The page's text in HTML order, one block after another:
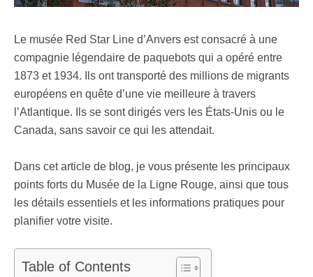
Le musée Red Star Line d’Anvers est consacré à une
compagnie légendaire de paquebots qui a opéré entre
1873 et 1934. Ils ont transporté des millions de migrants
européens en quête d’une vie meilleure à travers
l’Atlantique. Ils se sont dirigés vers les États-Unis ou le
Canada, sans savoir ce qui les attendait.
Dans cet article de blog, je vous présente les principaux
points forts du Musée de la Ligne Rouge, ainsi que tous
les détails essentiels et les informations pratiques pour
planifier votre visite.
Table of Contents